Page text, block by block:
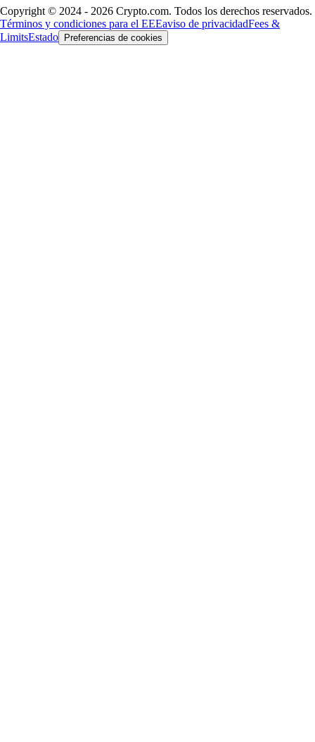
Copyright © 2024 - 2026 Crypto.com. Todos los derechos reservados.
Términos y condiciones para el EEEaviso de privacidadFees &
LimitsEstado Preferencias de cookies